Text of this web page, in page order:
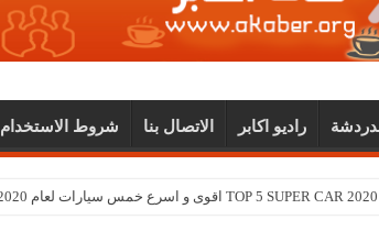
راديو اكابر الاتصال بنا شروط الاستخدام
TOP 5 SUPER CAR 2020 اقوى و اسرع خمس سيارات لعام 2020